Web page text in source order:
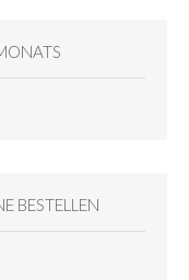
BESTELLEN